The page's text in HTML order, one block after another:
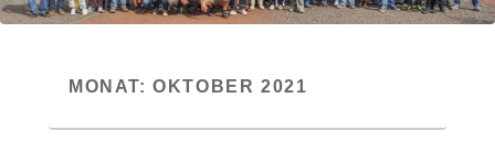
MONAT:OKTOBER 2021